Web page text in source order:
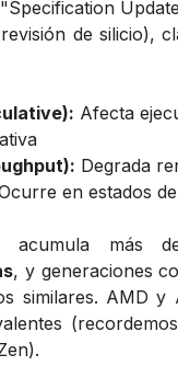
de silicio),
Afecta
Degrada
en estados
acumula más
, y generaciones
similares. AMD y